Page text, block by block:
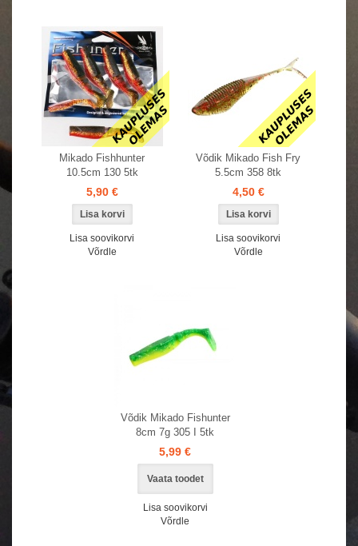
Mikado Fishhunter
10.5cm 130 5tk
5,90 €
Lisa soovikorvi
Võrdle
Võdik Mikado Fish Fry
5.5cm 358 8tk
4,50 €
Lisa soovikorvi
Võrdle
Võdik Mikado Fishunter
8cm 7g 305 I 5tk
5,99 €
Vaata toodet
Lisa soovikorvi
Võrdle